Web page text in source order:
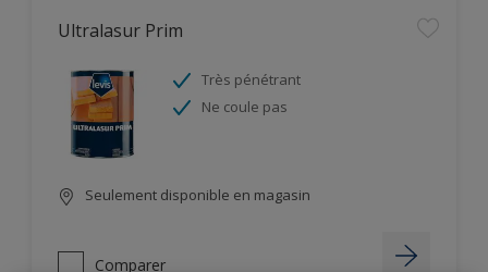
Ultralasur Prim
Très pénétrant
Ne coule pas
Seulement disponible en magasin
Comparer